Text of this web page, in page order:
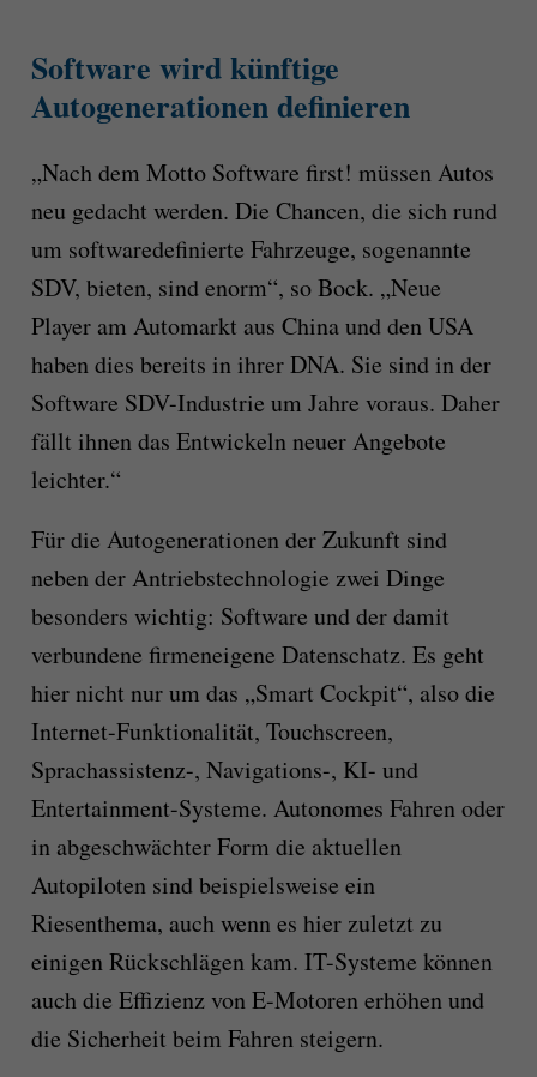
Software wird künftige
Autogenerationen definieren
„Nach dem Motto Software first! müssen Autos
neu gedacht werden. Die Chancen, die sich rund
um softwaredefinierte Fahrzeuge, sogenannte
SDV, bieten, sind enorm“, so Bock. „Neue
Player am Automarkt aus China und den USA
haben dies bereits in ihrer DNA. Sie sind in der
Software SDV-Industrie um Jahre voraus. Daher
fällt ihnen das Entwickeln neuer Angebote
leichter.“
Für die Autogenerationen der Zukunft sind
neben der Antriebstechnologie zwei Dinge
besonders wichtig: Software und der damit
verbundene firmeneigene Datenschatz. Es geht
hier nicht nur um das „Smart Cockpit“, also die
Internet-Funktionalität, Touchscreen,
Sprachassistenz-, Navigations-, KI- und
Entertainment-Systeme. Autonomes Fahren oder
in abgeschwächter Form die aktuellen
Autopiloten sind beispielsweise ein
Riesenthema, auch wenn es hier zuletzt zu
einigen Rückschlägen kam. IT-Systeme können
auch die Effizienz von E-Motoren erhöhen und
die Sicherheit beim Fahren steigern.